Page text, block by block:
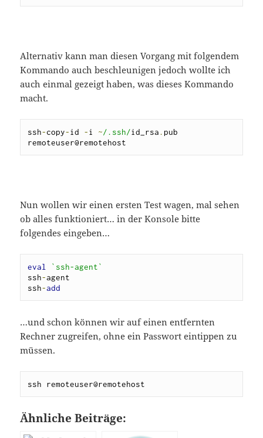
Alternativ kann man diesen Vorgang mit folgendem
Kommando auch beschleunigen jedoch wollte ich
auch einmal gezeigt haben, was dieses Kommando
macht.
ssh-copy-id -i ~/.ssh/id_rsa .pub
remoteuser@remotehost
Nun wollen wir einen ersten Test wagen, mal sehen
ob alles funktioniert… in der Konsole bitte
folgendes eingeben…
eval
`ssh-agent`
ssh-agent
ssh-add
…und schon können wir auf einen entfernten
Rechner zugreifen, ohne ein Passwort eintippen zu
müssen.
ssh remoteuser@remotehost
Ähnliche Beiträge: